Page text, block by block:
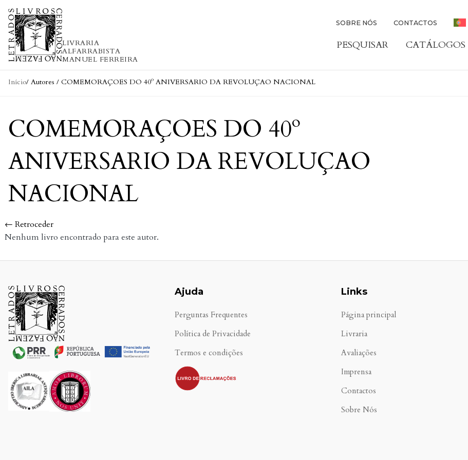
Skip to content
LIVRARIA
ALFARRABISTA
MANUEL FERREIRA
SOBRE NÓS CONTACTOS
PESQUISAR CATÁLOGOS
Início/ Autores / COMEMORAÇOES DO 40º ANIVERSARIO DA REVOLUÇAO NACIONAL
COMEMORAÇOES DO 40º
ANIVERSARIO DA REVOLUÇAO
NACIONAL
← Retroceder
Nenhum livro encontrado para este autor.
Ajuda
Perguntas Frequentes
Política de Privacidade
Termos e condições
.
Links
Página principal
Livraria
Avaliações
Imprensa
Contactos
Sobre Nós